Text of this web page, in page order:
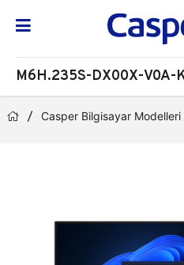
M6H.235S-DX00X-V0A-
Casper Bilgisayar Modelleri